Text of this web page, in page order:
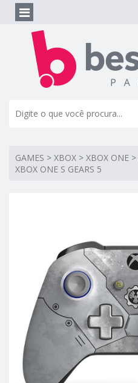
GAMES > XBOX > XBOX ONE >
XBOX ONE S GEARS 5